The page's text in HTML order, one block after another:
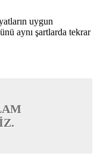
uygun
aynı şartlarda tekrar